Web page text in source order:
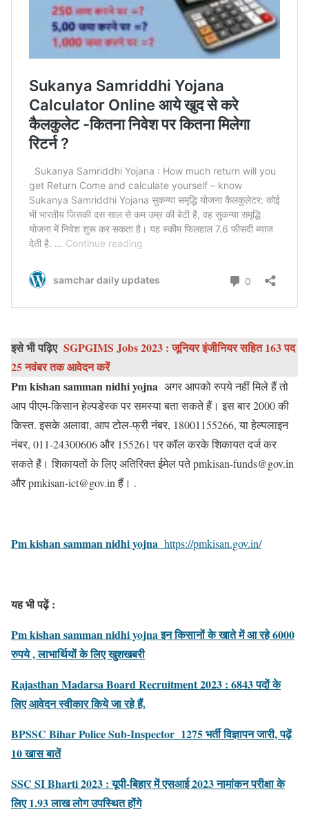
इसे भी पढ़िए SGPGIMS Jobs 2023 : जूनियर इंजीनियर सहित 163 पद
25 नवंबर तक आवेदन करें
Pm kishan samman nidhi yojna अगर आपको रुपये नहीं मिले हैं तो
आप पीएम-किसान हेल्पडेस्क पर समस्या बता सकते हैं। इस बार 2000 की
किस्त. इसके अलावा, आप टोल-फ्री नंबर, 18001155266, या हेल्पलाइन
नंबर, 011-24300606 और 155261 पर कॉल करके शिकायत दर्ज कर
सकते हैं। शिकायतों के लिए अतिरिक्त ईमेल पते pmkisan-funds@gov.in
और pmkisan-ict@gov.in हैं। .
Pm kishan samman nidhi yojna https://pmkisan.gov.in/
यह भी पढ़ें :
Pm kishan samman nidhi yojna इन क‍िसानों के खाते में आ रहे 6000
रुपये , लाभार्थ‍ियों के ल‍िए खुशखबरी
Rajasthan Madarsa Board Recruitment 2023 : 6843 पदों के
लिए आवेदन स्वीकार किये जा रहे हैं.
BPSSC Bihar Police Sub-Inspector 1275 भर्ती विज्ञापन जारी, पढ़ें
10 खास बातें
SSC SI Bharti 2023 : यूपी-बिहार में एसआई 2023 नामांकन परीक्षा के
लिए 1.93 लाख लोग उपस्थित होंगे